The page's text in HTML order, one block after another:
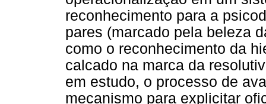
reconhecimento para a
pares (marcado pela beleza
como o reconhecimento da
calcado na marca da
em estudo, o processo de
mecanismo para explicitar